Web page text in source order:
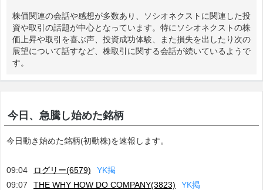
株価関連の会話や感想が多数あり、ソシオネクストに関連した投
資や取引の話題が中心となっています。特にソシオネクストの株
価上昇や取引を喜ぶ声、投資成功体験、また損失を出したり次の
展望について話すなど、株取引に関する会話が続いているようで
す。
今日、急騰し始めた銘柄
今日動き始めた銘柄(初動株)を速報します。
09:04 ログリー(6579) YK掲
09:07
THE WHY HOW DO COMPANY(3823) YK掲